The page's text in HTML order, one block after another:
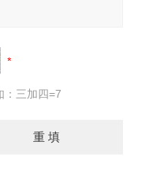
：三加四=7